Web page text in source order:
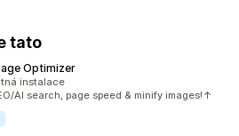
tato
Optimizer
2245
instalace
AI search, page speed & minify images!↑